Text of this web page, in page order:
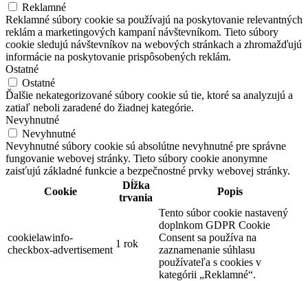
Reklamné
Reklamné súbory cookie sa používajú na poskytovanie relevantných
reklám a marketingových kampaní návštevníkom. Tieto súbory
cookie sledujú návštevníkov na webových stránkach a zhromažďujú
informácie na poskytovanie prispôsobených reklám.
Ostatné
Ostatné
Ďalšie nekategorizované súbory cookie sú tie, ktoré sa analyzujú a
zatiaľ neboli zaradené do žiadnej kategórie.
Nevyhnutné
Nevyhnutné
Nevyhnutné súbory cookie sú absolútne nevyhnutné pre správne
fungovanie webovej stránky. Tieto súbory cookie anonymne
zaisťujú základné funkcie a bezpečnostné prvky webovej stránky.
Cookie
Dĺžka
trvania
Popis
cookielawinfo-
checkbox-advertisement
1 rok
Tento súbor cookie nastavený
doplnkom GDPR Cookie
Consent sa používa na
zaznamenanie súhlasu
používateľa s cookies v
kategórii „Reklamné“.